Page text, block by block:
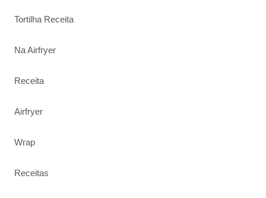
Tortilha Receita
Na Airfryer
Receita
Airfryer
Wrap
Receitas